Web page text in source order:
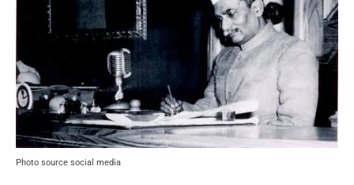
Photo source social media